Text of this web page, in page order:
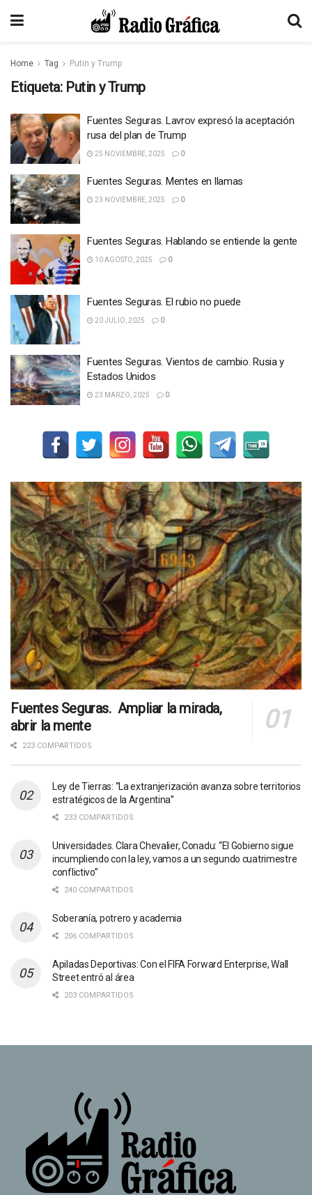
Home Tag Putin y Trump
Etiqueta: Putin y Trump
Fuentes Seguras. Lavrov expresó la aceptación
rusa del plan de Trump
25 NOVIEMBRE, 2025 0
Fuentes Seguras. Mentes en llamas
23 NOVIEMBRE, 2025 0
Fuentes Seguras. Hablando se entiende la gente
10 AGOSTO, 2025 0
Fuentes Seguras. El rubio no puede
20 JULIO, 2025 0
Fuentes Seguras. Vientos de cambio. Rusia y
Estados Unidos
23 MARZO, 2025 0
Fuentes Seguras. Ampliar la mirada,
abrir la mente
223 COMPARTIDOS
Ley de Tierras: “La extranjerización avanza sobre territorios
estratégicos de la Argentina”
233 COMPARTIDOS
Universidades. Clara Chevalier, Conadu: “El Gobierno sigue
incumpliendo con la ley, vamos a un segundo cuatrimestre
conflictivo”
240 COMPARTIDOS
Soberanía, potrero y academia
206 COMPARTIDOS
Apiladas Deportivas: Con el FIFA Forward Enterprise, Wall
Street entró al área
203 COMPARTIDOS